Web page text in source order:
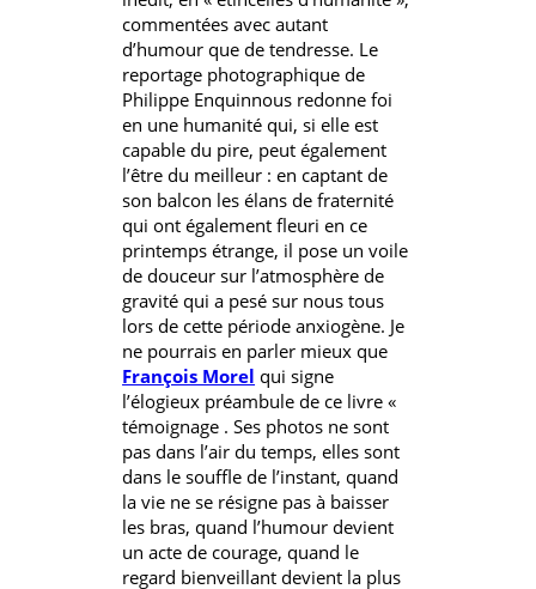
commentées avec autant
d’humour que de tendresse. Le
reportage photographique de
Philippe Enquinnous redonne foi
en une humanité qui, si elle est
capable du pire, peut également
l’être du meilleur : en captant de
son balcon les élans de fraternité
qui ont également fleuri en ce
printemps étrange, il pose un voile
de douceur sur l’atmosphère de
gravité qui a pesé sur nous tous
lors de cette période anxiogène. Je
ne pourrais en parler mieux que
François Morel qui signe
l’élogieux préambule de ce livre «
témoignage . Ses photos ne sont
pas dans l’air du temps, elles sont
dans le souffle de l’instant, quand
la vie ne se résigne pas à baisser
les bras, quand l’humour devient
un acte de courage, quand le
regard bienveillant devient la plus